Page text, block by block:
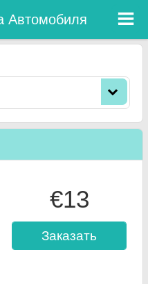
Автомобиля
€13
Заказать